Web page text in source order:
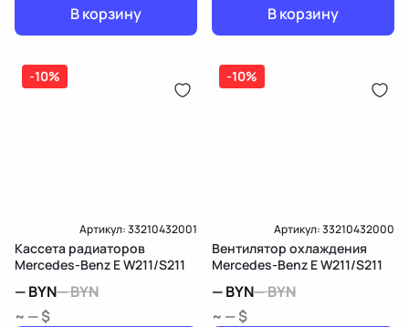
В корзину
В корзину
-10%
Артикул:33210432001
Кассета радиаторов
Mercedes-Benz E W211/S211
—BYN—BYN
~ — $
-10%
Артикул:33210432000
Вентилятор охлаждения
Mercedes-Benz E W211/S211
—BYN—BYN
~ — $